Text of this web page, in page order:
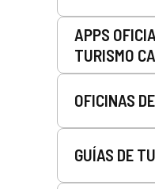
APPS
TURISMO
OFICINAS
GUÍAS DE